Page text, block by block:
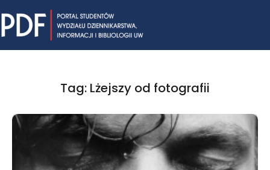
to
content
Tag: Lżejszy od fotografii